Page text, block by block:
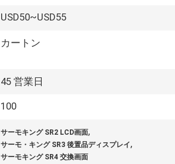
USD50~USD55
カートン
45 営業日
100
サーモキング SR2 LCD画面,
サーモ・キング SR3 後置品ディスプレイ,
サーモキング SR4 交換画面